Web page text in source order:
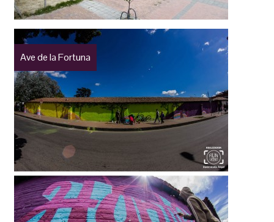
Ave de la Fortuna